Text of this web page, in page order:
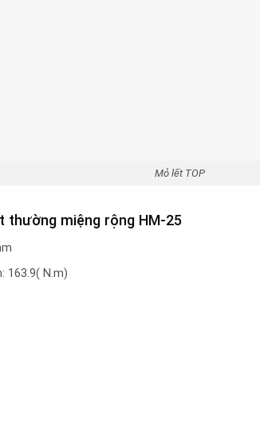
Mỏ lết TOP
thường miệng rộng HM-25
163.9( N.m)